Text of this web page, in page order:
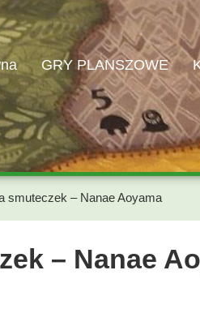
GRY PLANSZOWE
smuteczek – Nanae Aoyama
– Nanae